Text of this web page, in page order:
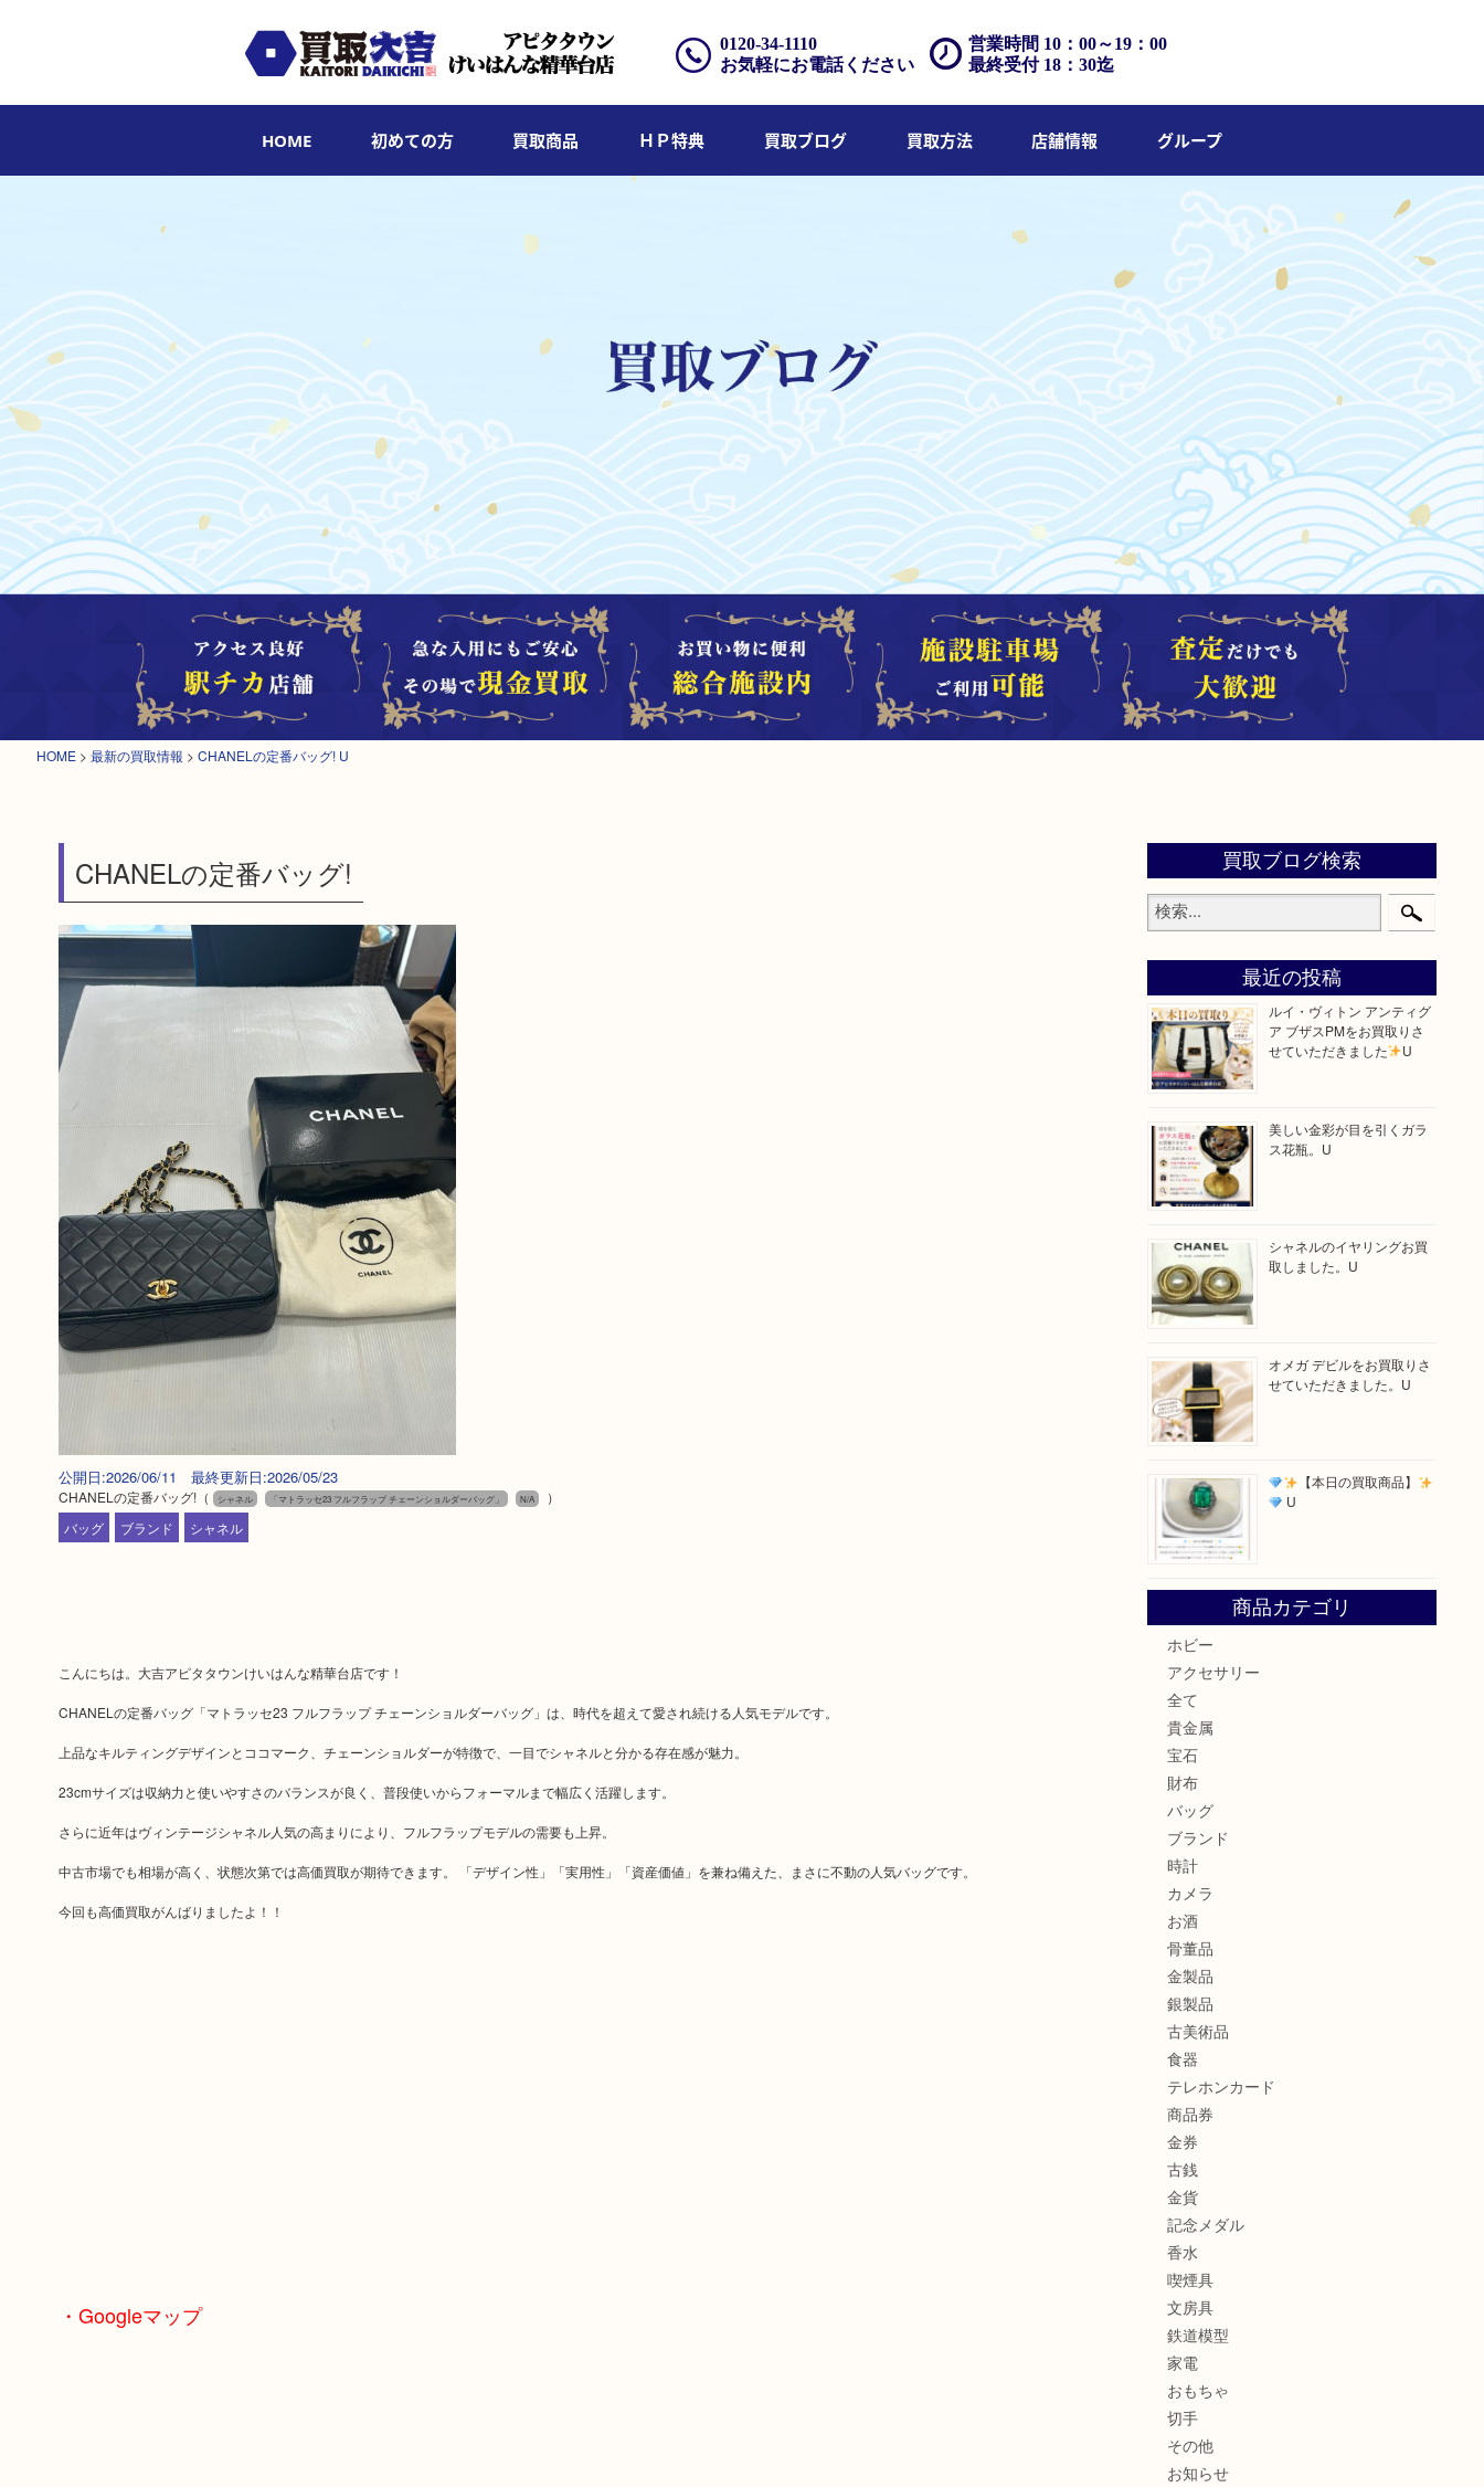
営業時間 10：00～19：00
最終受付 18：30迄
0120-34-1110
お気軽にお電話ください
HOME 初めての方 買取商品 ＨＰ特典 買取ブログ 買取方法 店舗情報 グループ
HOME > 最新の買取情報 > CHANELの定番バッグ! U
CHANELの定番バッグ!
公開日:2026/06/11 最終更新日:2026/05/23
CHANELの定番バッグ!（ シャネル 「マトラッセ23 フルフラップ チェーンショルダーバッグ」 N/A
）
バッグ
ブランド シャネル
こんにちは。大吉アピタタウンけいはんな精華台店です！
CHANELの定番バッグ「マトラッセ23 フルフラップ チェーンショルダーバッグ」は、時代を超えて愛され続ける人気モデルです。
上品なキルティングデザインとココマーク、チェーンショルダーが特徴で、一目でシャネルと分かる存在感が魅力。
23cmサイズは収納力と使いやすさのバランスが良く、普段使いからフォーマルまで幅広く活躍します。
さらに近年はヴィンテージシャネル人気の高まりにより、フルフラップモデルの需要も上昇。
中古市場でも相場が高く、状態次第では高価買取が期待できます。 「デザイン性」「実用性」「資産価値」を兼ね備えた、まさに不動の人気バッグです。
今回も高価買取がんばりましたよ！！
・Googleマップ
買取ブログ検索
最近の投稿
ルイ・ヴィトン アンティグ
ア ブザスPMをお買取りさ
せていただきました
U
美しい金彩が目を引くガラ
ス花瓶。U
シャネルのイヤリングお買
取しました。U
オメガ デビルをお買取りさ
せていただきました。U
【本日の買取商品】
U
商品カテゴリ
ホビー
アクセサリー
全て
貴金属
宝石
財布
バッグ
ブランド
時計
カメラ
お酒
骨董品
金製品
銀製品
古美術品
食器
テレホンカード
商品券
金券
古銭
金貨
記念メダル
香水
喫煙具
文房具
鉄道模型
家電
おもちゃ
切手
その他
お知らせ